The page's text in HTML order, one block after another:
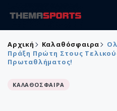
Αρχική Καλαθόσφαιρα
Πράξη Πρώτη Στους
Πρωταθλήματος!
ΚΑΛΑΘΟΣΦΑΙΡΑ